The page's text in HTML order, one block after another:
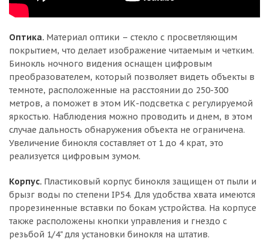
Оптика. Материал оптики – стекло с просветляющим
покрытием, что делает изображение читаемым и четким.
Бинокль ночного видения оснащен цифровым
преобразователем, который позволяет видеть объекты в
темноте, расположенные на расстоянии до 250-300
метров, а поможет в этом ИК-подсветка с регулируемой
яркостью. Наблюдения можно проводить и днем, в этом
случае дальность обнаружения объекта не ограничена.
Увеличение бинокля составляет от 1 до 4 крат, это
реализуется цифровым зумом.
Корпус. Пластиковый корпус бинокля защищен от пыли и
брызг воды по степени IP54. Для удобства хвата имеются
прорезиненные вставки по бокам устройства. На корпусе
также расположены кнопки управления и гнездо с
резьбой 1/4" для установки бинокля на штатив.